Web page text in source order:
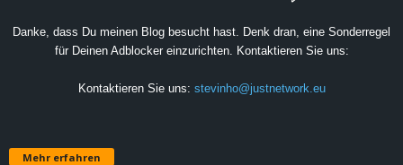
Danke, dass Du meinen Blog besucht hast. Denk dran, eine Sonderregel
für Deinen Adblocker einzurichten. Kontaktieren Sie uns:
Kontaktieren Sie uns: stevinho@justnetwork.eu
Mehr erfahren